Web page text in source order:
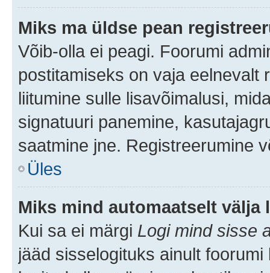
Miks ma üldse pean
Võib-olla ei peagi. Foorumi
postitamiseks on vaja eelnevalt
liitumine sulle lisavõimalusi,
signatuuri panemine,
saatmine jne. Registreerumine
Üles
Miks mind automaatselt välja
Kui sa ei märgi Logi mind sisse
jääd sisselogituks ainult